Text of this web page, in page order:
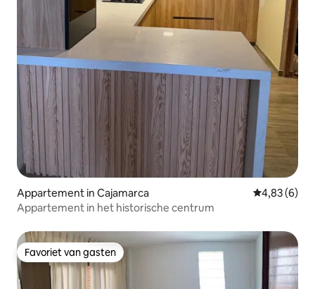
Appartement in Cajamarca Gemiddelde
4,83 (6)
Appartement in het historische centrum
Favoriet van gasten
Favoriet van gasten